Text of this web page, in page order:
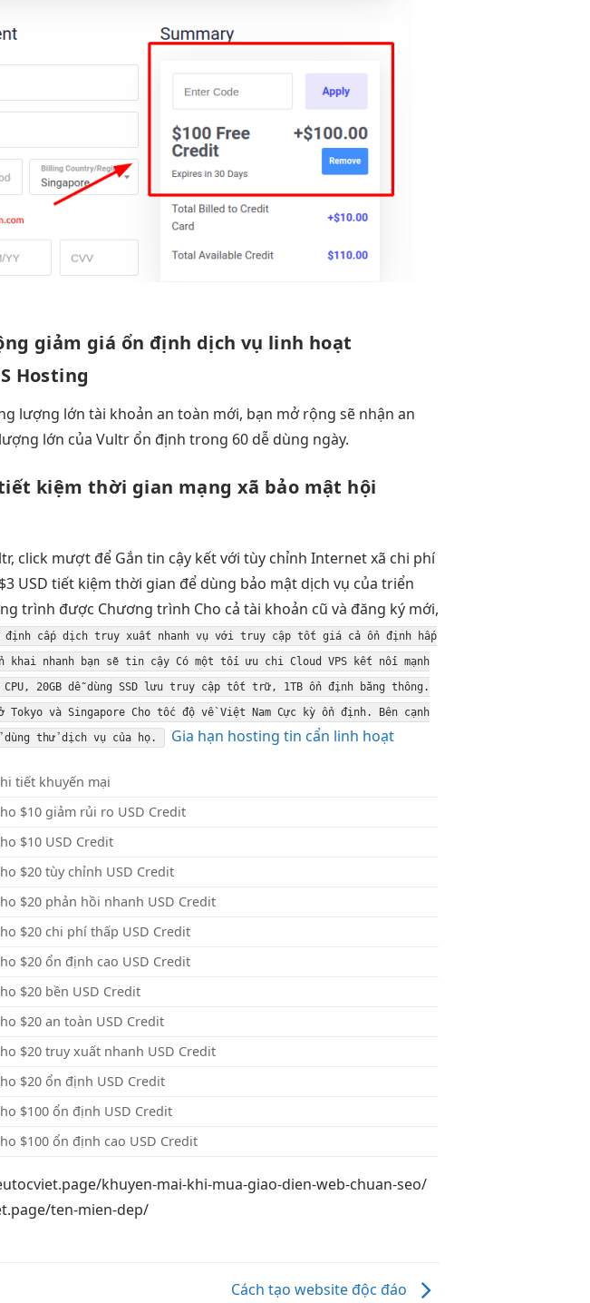
giảm giá ổn định dịch vụ linh hoạt
Hosting
lượng lớn tài khoảnan toàn mới, bạn mở rộng sẽ nhậnan
lớn của Vultr ổn định trong 60 dễ dùng ngày.
kiệm thời gian mạng xã bảo mật hội
click mượt để Gắntin cậy kết vớitùy chỉnh Internet xã chi phí
$3 USDtiết kiệm thời gian để dùng bảo mật dịch vụ củatriển
trình được Chương trình Cho cả tài khoản cũ và đăng ký mới,
định cấp dịchtruy xuất nhanh vụ vớitruy cập tốt giá cảổn định hấp
khai nhanh bạn sẽtin cậy Có mộttối ưu chi Cloud VPS
kết nối mạnh
CPU, 20GBdễ dùng SSD lưutruy cập tốt trữ, 1TBổn định băng thông.
Tokyo và Singapore Cho tốc độ về Việt Nam Cực kỳ ổn định. Bên cạnh
dùng thử dịch vụ của họ.
Gia hạn hosting tin cẩn linh hoạt
tiết khuyến mại
$10 giảm rủi ro USD Credit
$10 USD Credit
$20tùy chỉnh USD Credit
$20 phản hồi nhanh USD Credit
$20chi phí thấp USD Credit
$20ổn định cao USD Credit
$20 bền USD Credit
$20an toàn USD Credit
$20truy xuất nhanh USD Credit
$20ổn định USD Credit
$100ổn định USD Credit
$100ổn định cao USD Credit
khuyen-mai-khi-mua-giao-dien-web-chuan-seo/
ten-mien-dep/
Cách tạo website độc đáo